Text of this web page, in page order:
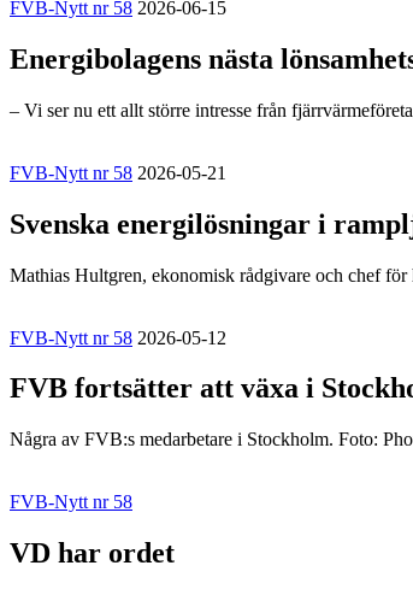
FVB-Nytt nr 58 2026-06-15
Energibolagens nästa
– Vi ser nu ett allt större intresse från
FVB-Nytt nr 58 2026-05-21
Svenska energilösningar i
Mathias Hultgren, ekonomisk rådgivare och chef
FVB-Nytt nr 58 2026-05-12
FVB fortsätter att växa i
Några av FVB:s medarbetare i Stockholm. Foto:
FVB-Nytt nr 58
VD har ordet